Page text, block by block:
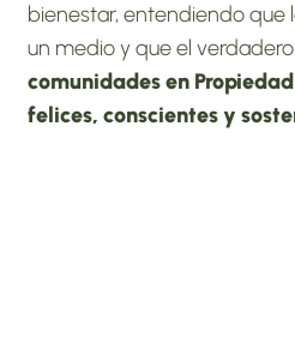
bienestar, entendiendo que
un medio y que el
comunidades en
felices, conscientes y